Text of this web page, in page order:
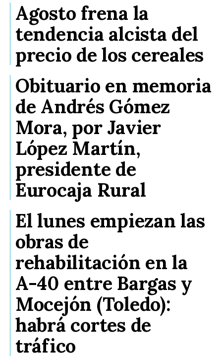
Agosto frena la
tendencia alcista del
precio de los cereales
Obituario en memoria
de Andrés Gómez
Mora, por Javier
López Martín,
presidente de
Eurocaja Rural
El lunes empiezan las
obras de
rehabilitación en la
A-40 entre Bargas y
Mocejón (Toledo):
habrá cortes de
tráfico